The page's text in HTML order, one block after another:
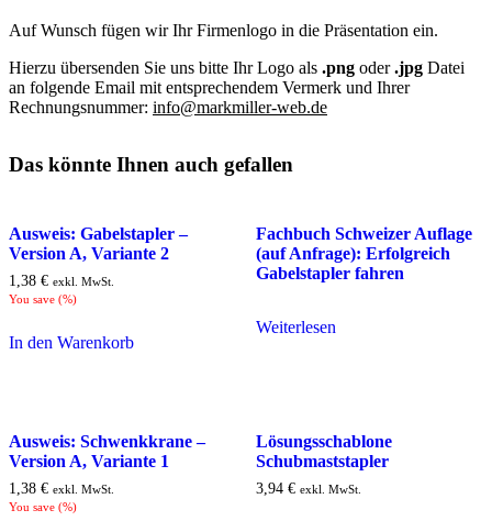
Auf Wunsch fügen wir Ihr Firmenlogo in die Präsentation ein.
Hierzu übersenden Sie uns bitte Ihr Logo als .png oder.jpg Datei
an folgende Email mit entsprechendem Vermerk und Ihrer
Rechnungsnummer: info@markmiller-web.de
Das könnte Ihnen auch gefallen
Ausweis: Gabelstapler –
Version A, Variante 2
1,38 € exkl. MwSt.
You save (%)
In den Warenkorb
Fachbuch Schweizer Auflage
(auf Anfrage): Erfolgreich
Gabelstapler fahren
Weiterlesen
Ausweis: Schwenkkrane –
Version A, Variante 1
1,38 € exkl. MwSt.
You save (%)
Lösungsschablone
Schubmaststapler
3,94 € exkl. MwSt.